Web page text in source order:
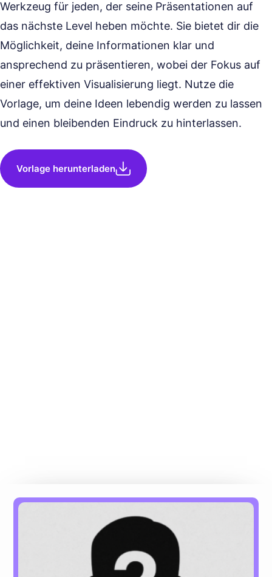
Werkzeug für jeden, der seine Präsentationen auf
das nächste Level heben möchte. Sie bietet dir die
Möglichkeit, deine Informationen klar und
ansprechend zu präsentieren, wobei der Fokus auf
einer effektiven Visualisierung liegt. Nutze die
Vorlage, um deine Ideen lebendig werden zu lassen
und einen bleibenden Eindruck zu hinterlassen.
Vorlage herunterladen